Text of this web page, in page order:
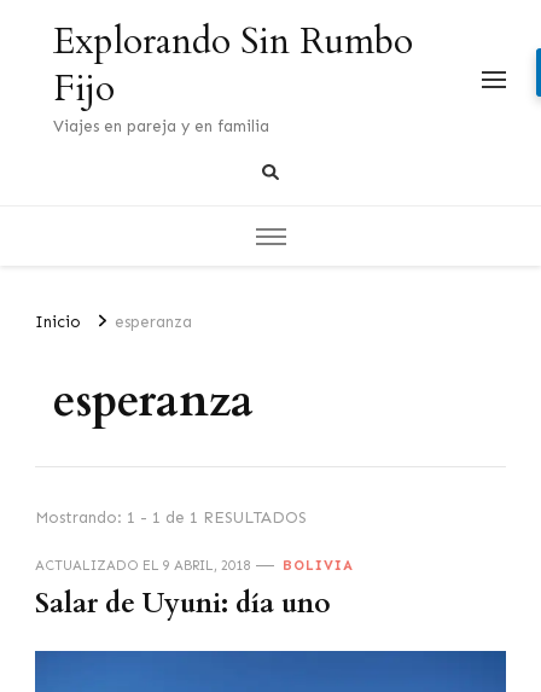
Explorando Sin Rumbo
Fijo
Viajes en pareja y en familia
Inicio esperanza
esperanza
Mostrando: 1 - 1 de 1 RESULTADOS
ACTUALIZADO EL 9 ABRIL, 2018 BOLIVIA
Salar de Uyuni: día uno